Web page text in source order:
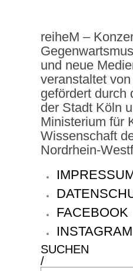
reiheM –
und neue
veranstaltet
gefördert durch
der Stadt Köln
Ministerium für
Wissenschaft
Nordrhein-
FACEBOOK
INSTAGRAM
SUCHEN
/